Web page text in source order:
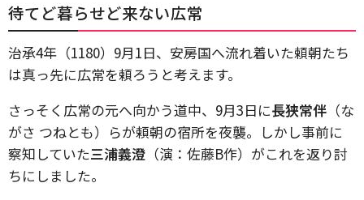
待てど暮らせど来ない広常
治承4年（1180）9月1日、安房国へ流れ着いた頼朝たち
は真っ先に広常を頼ろうと考えます。
さっそく広常の元へ向かう道中、9月3日に長狭常伴 （な
がさ つねとも）らが頼朝の宿所を夜襲。しかし事前に
察知していた三浦義澄 （演：佐藤B作）がこれを返り討
ちにしました。